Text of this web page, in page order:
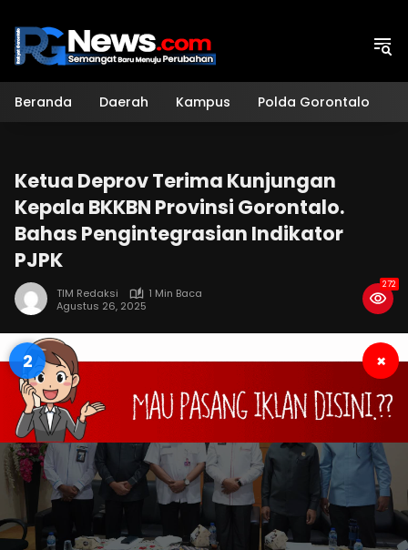
konten
Beranda Daerah Kampus Polda Gorontalo
Ketua Deprov Terima Kunjungan
Kepala BKKBN Provinsi Gorontalo.
Bahas Pengintegrasian Indikator
PJPK
TIM Redaksi
1 Min Baca
Agustus 26, 2025
272
1 ×